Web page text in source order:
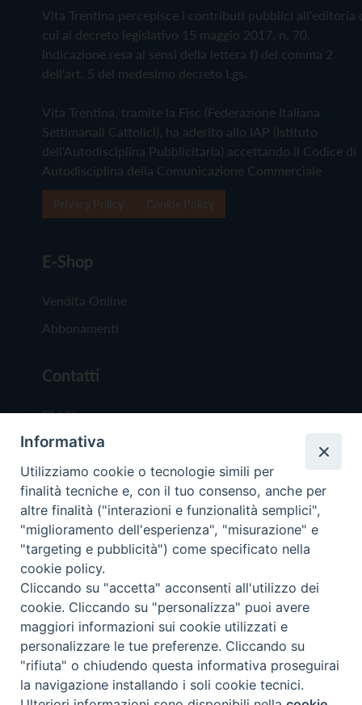
Vita Trentina percepisce i contributi pubblici all'editoria
cui al decreto legislativo 15 maggio 2017, n. 70.
Indicazione resa ai sensi della lettera f) del comma 2
dell'art. 5 del medesimo decreto Lgs.
Vita Trentina, tramite la Fisc (Federazione Italiana
Settimanali Cattolici), ha aderito allo IAP (Istituto
dell'Autodisciplina Pubblicitaria) accettando il Codice di
Autodisciplina della Comunicazione Commerciale
E-Shop
Vendita Online
Abbonamenti
Contatti
Chi Siamo
Redazione
Scrivici
Copyright © 2019 - Tutti i diritti riservati - Vita
Trentina Editrice
Privacy Policy
Torna
Informativa
Utilizziamo cookie o tecnologie simili per
finalità tecniche e, con il tuo consenso, anche per
altre finalità ("interazioni e funzionalità semplici",
"miglioramento dell'esperienza", "misurazione" e
"targeting e pubblicità") come specificato nella
cookie policy.
Cliccando su "accetta" acconsenti all'utilizzo dei
cookie. Cliccando su "personalizza" puoi avere
maggiori informazioni sui cookie utilizzati e
personalizzare le tue preferenze. Cliccando su
"rifiuta" o chiudendo questa informativa proseguirai
la navigazione installando i soli cookie tecnici.